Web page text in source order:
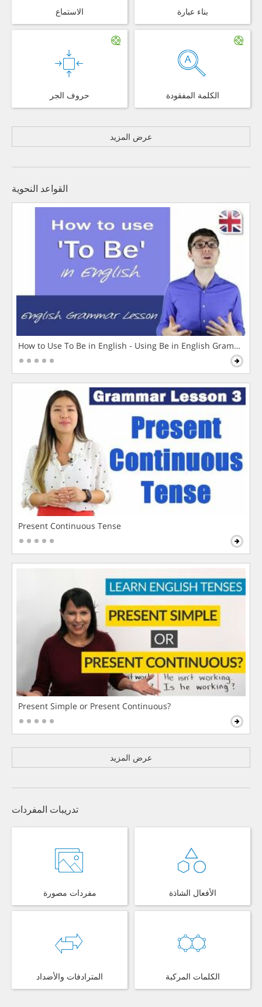
الاستماع بناء عبارة
حروف الجر الكلمة المفقودة
عرض المزيد
القواعد النحوية
How to Use To Be in English - Using Be in English Grammar
Present Continuous Tense
Present Simple or Present Continuous?
عرض المزيد
تدريبات المفردات
مفردات مصورة الأفعال الشاذة
المترادفات والأضداد الكلمات المركبة